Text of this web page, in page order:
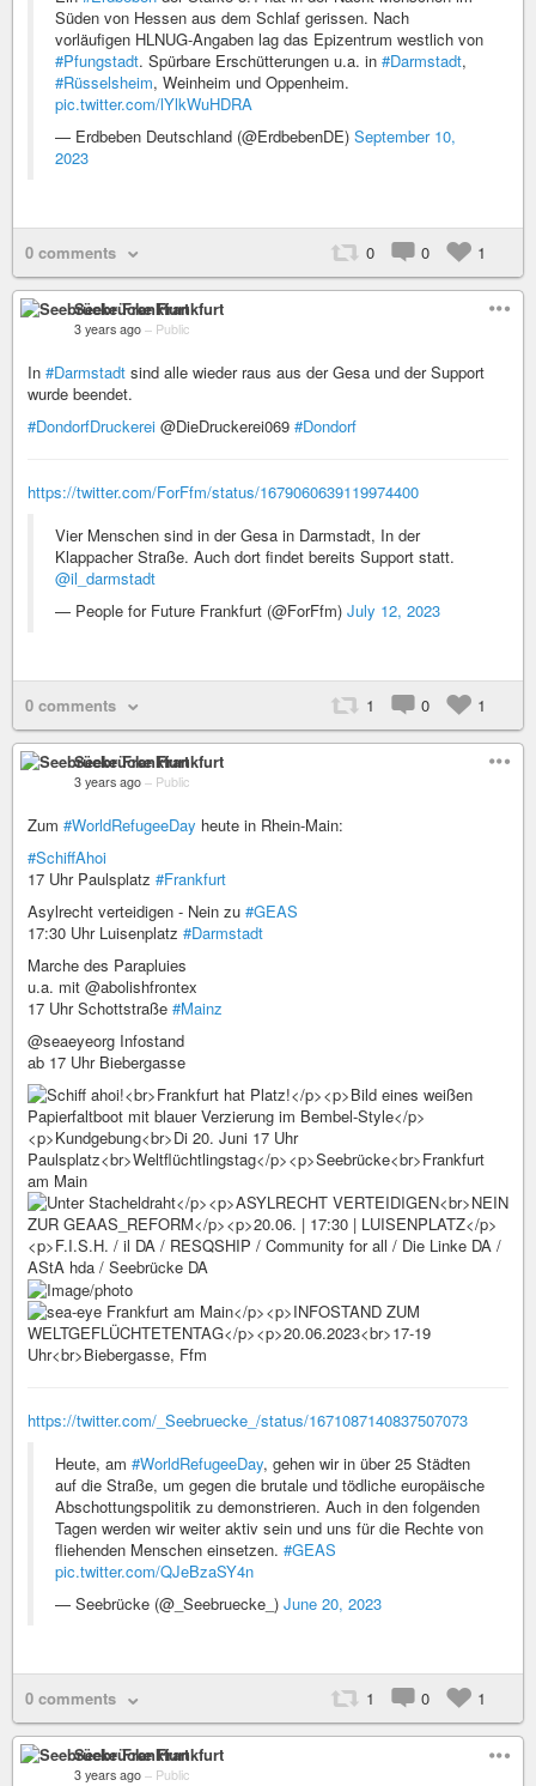
Süden von Hessen aus dem Schlaf gerissen. Nach
vorläufigen HLNUG-Angaben lag das Epizentrum westlich von
#Pfungstadt. Spürbare Erschütterungen u.a. in #Darmstadt,
#Rüsselsheim, Weinheim und Oppenheim.
pic.twitter.com/lYlkWuHDRA
— Erdbeben Deutschland (@ErdbebenDE) September 10,
2023
0 comments 0 0 1
Seebrücke Frankfurt
3 years ago – Public
In #Darmstadt sind alle wieder raus aus der Gesa und der Support
wurde beendet.
#DondorfDruckerei @DieDruckerei069 #Dondorf
https://twitter.com/ForFfm/status/1679060639119974400
Vier Menschen sind in der Gesa in Darmstadt, In der
Klappacher Straße. Auch dort findet bereits Support statt.
@il_darmstadt
— People for Future Frankfurt (@ForFfm) July 12, 2023
0 comments 1 0 1
Seebrücke Frankfurt
3 years ago – Public
Zum #WorldRefugeeDay heute in Rhein-Main:
#SchiffAhoi
17 Uhr Paulsplatz #Frankfurt
Asylrecht verteidigen - Nein zu #GEAS
17:30 Uhr Luisenplatz #Darmstadt
Marche des Parapluies
u.a. mit @abolishfrontex
17 Uhr Schottstraße #Mainz
@seaeyeorg Infostand
ab 17 Uhr Biebergasse
https://twitter.com/_Seebruecke_/status/1671087140837507073
Heute, am #WorldRefugeeDay, gehen wir in über 25 Städten
auf die Straße, um gegen die brutale und tödliche europäische
Abschottungspolitik zu demonstrieren. Auch in den folgenden
Tagen werden wir weiter aktiv sein und uns für die Rechte von
fliehenden Menschen einsetzen. #GEAS
pic.twitter.com/QJeBzaSY4n
— Seebrücke (@_Seebruecke_) June 20, 2023
0 comments 1 0 1
Seebrücke Frankfurt
3 years ago – Public